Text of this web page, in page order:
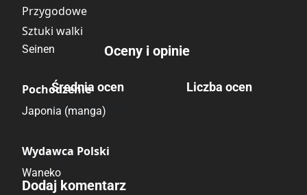
Przygodowe
Sztuki walki
Seinen
Pochodzenie
Japonia (manga)
Wydawca Polski
Waneko
Oceny i opinie
Średnia ocen
Brak głosów
Liczba ocen
Brak opinii.
Dodaj komentarz